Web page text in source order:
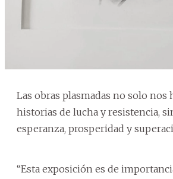
Las obras plasmadas no solo nos
historias de lucha y resistencia,
esperanza, prosperidad y
“Esta exposición es de